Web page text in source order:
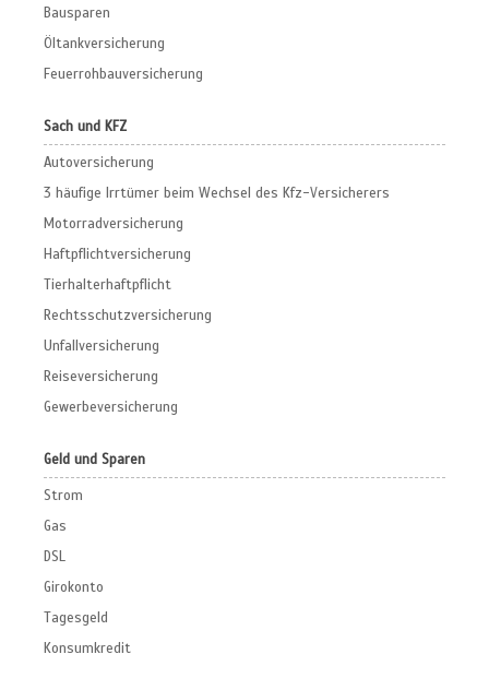
Bausparen
Öltankversicherung
Feuerrohbauversicherung
Sach und KFZ
Autoversicherung
3 häufige Irrtümer beim Wechsel des Kfz-Versicherers
Motorradversicherung
Haftpflichtversicherung
Tierhalterhaftpflicht
Rechtsschutzversicherung
Unfallversicherung
Reiseversicherung
Gewerbeversicherung
Geld und Sparen
Strom
Gas
DSL
Girokonto
Tagesgeld
Konsumkredit